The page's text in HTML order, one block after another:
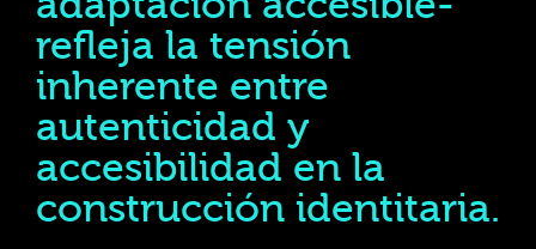
refleja la tensión
inherente entre
autenticidad y
accesibilidad en la
construcción identitaria.